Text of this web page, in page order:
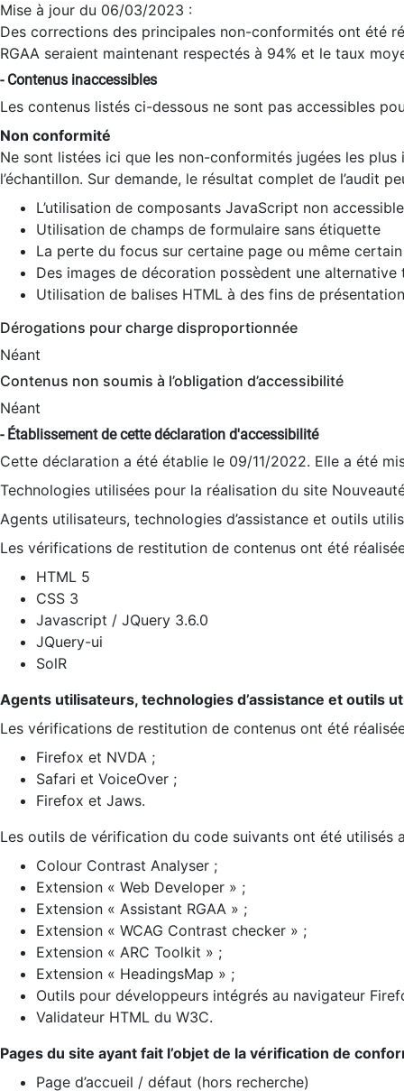
Mise à jour du 06/03/2023 :
Des corrections des principales non-conformités ont été
RGAA seraient maintenant respectés à 94% et le taux
- Contenus inaccessibles
Les contenus listés ci-dessous ne sont pas accessibles
Non conformité
Ne sont listées ici que les non-conformités jugées les
l’échantillon. Sur demande, le résultat complet de l’audit
L’utilisation de composants JavaScript non
Utilisation de champs de formulaire sans étiquette
La perte du focus sur certaine page ou même
Des images de décoration possèdent une alternative
Utilisation de balises HTML à des fins de
Dérogations pour charge disproportionnée
Néant
Contenus non soumis à l’obligation d’accessibilité
Néant
- Établissement de cette déclaration d'accessibilité
Cette déclaration a été établie le 09/11/2022. Elle a été
Technologies utilisées pour la réalisation du site
Agents utilisateurs, technologies d’assistance et outils
Les vérifications de restitution de contenus ont été
HTML 5
CSS 3
Javascript / JQuery 3.6.0
JQuery-ui
SolR
Agents utilisateurs, technologies d’assistance et outils
Les vérifications de restitution de contenus ont été
Firefox et NVDA ;
Safari et VoiceOver ;
Firefox et Jaws.
Les outils de vérification du code suivants ont été utilisés
Colour Contrast Analyser ;
Extension « Web Developer » ;
Extension « Assistant RGAA » ;
Extension « WCAG Contrast checker » ;
Extension « ARC Toolkit » ;
Extension « HeadingsMap » ;
Outils pour développeurs intégrés au navigateur
Validateur HTML du W3C.
Pages du site ayant fait l’objet de la vérification de
Page d’accueil / défaut (hors recherche)